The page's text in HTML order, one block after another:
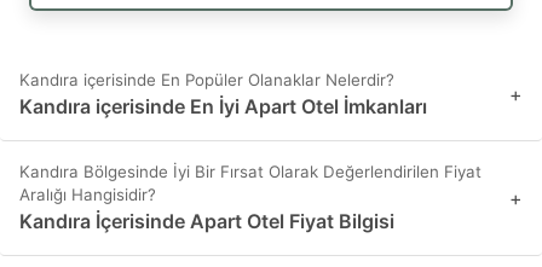
Kandıra içerisinde En Popüler Olanaklar Nelerdir?
Kandıra içerisinde En İyi Apart Otel İmkanları +
Kandıra Bölgesinde İyi Bir Fırsat Olarak Değerlendirilen Fiyat
Aralığı Hangisidir?
Kandıra İçerisinde Apart Otel Fiyat Bilgisi
+